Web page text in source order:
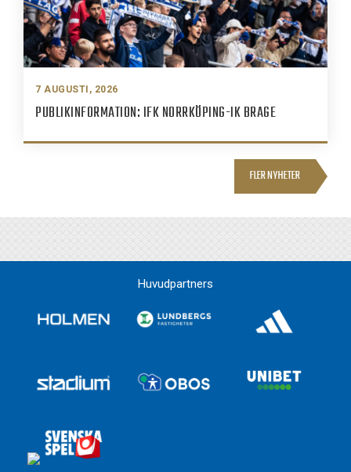
7 AUGUSTI, 2026
PUBLIKINFORMATION: IFK NORRKÖPING-IK BRAGE
FLER NYHETER
Huvudpartners